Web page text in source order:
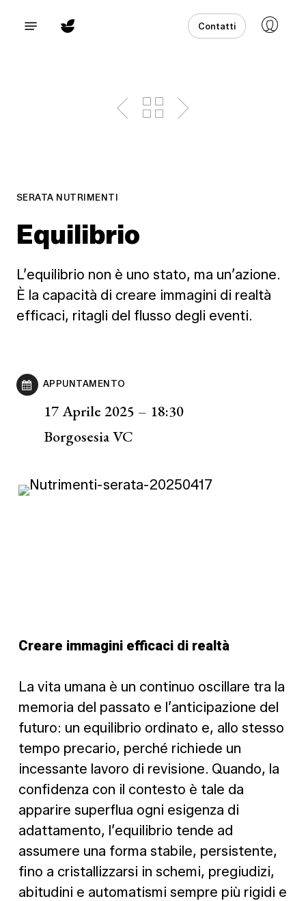
Menu Contatti
SERATA NUTRIMENTI
Equilibrio
L’equilibrio non è uno stato, ma un’azione.
È la capacità di creare immagini di realtà
efficaci, ritagli del flusso degli eventi.
APPUNTAMENTO
17 Aprile 2025 – 18:30
Borgosesia VC
Creare immagini efficaci di realtà
La vita umana è un continuo oscillare tra la
memoria del passato e l’anticipazione del
futuro: un equilibrio ordinato e, allo stesso
tempo precario, perché richiede un
incessante lavoro di revisione. Quando, la
confidenza con il contesto è tale da
apparire superflua ogni esigenza di
adattamento, l’equilibrio tende ad
assumere una forma stabile, persistente,
fino a cristallizzarsi in schemi, pregiudizi,
abitudini e automatismi sempre più rigidi e